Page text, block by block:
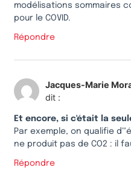
modélisations sommaires
pour le COVID.
Répondre
Jacques-Marie
dit :
Et encore, si c'était la
Par exemple, on qualifie
ne produit pas de CO2 : il
Répondre